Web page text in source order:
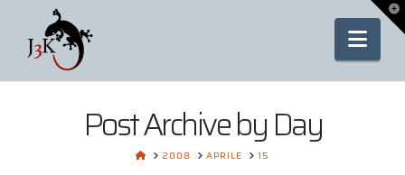
Post Archive by Day
HOME2008 APRILE 15